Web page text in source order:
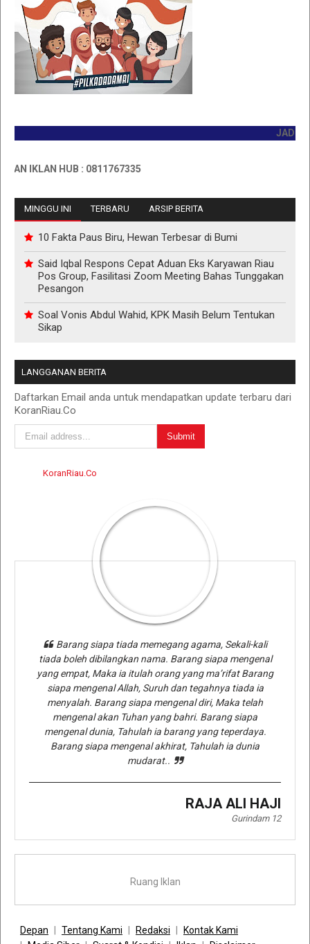
JADILAH
IKLAN HUB : 0811767335
MINGGU INI TERBARU ARSIP BERITA
10 Fakta Paus Biru, Hewan Terbesar di Bumi
Said Iqbal Respons Cepat Aduan Eks Karyawan Riau
Pos Group, Fasilitasi Zoom Meeting Bahas Tunggakan
Pesangon
Soal Vonis Abdul Wahid, KPK Masih Belum Tentukan
Sikap
LANGGANAN BERITA
Daftarkan Email anda untuk mendapatkan update terbaru dari
KoranRiau.Co
KoranRiau.Co
Barang siapa tiada memegang agama, Sekali-kali
tiada boleh dibilangkan nama. Barang siapa mengenal
yang empat, Maka ia itulah orang yang ma’rifat Barang
siapa mengenal Allah, Suruh dan tegahnya tiada ia
menyalah. Barang siapa mengenal diri, Maka telah
mengenal akan Tuhan yang bahri. Barang siapa
mengenal dunia, Tahulah ia barang yang teperdaya.
Barang siapa mengenal akhirat, Tahulah ia dunia
mudarat..
RAJA ALI HAJI
Gurindam 12
Ruang Iklan
Depan Tentang Kami Redaksi
Kontak Kami